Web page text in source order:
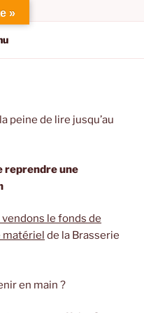
peine de lire jusqu’au
reprendre une
le fonds de
matériel de la Brasserie
en main ?
»